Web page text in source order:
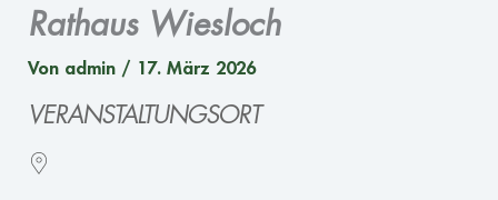
Rathaus Wiesloch
Von admin / 17. März 2026
VERANSTALTUNGSORT